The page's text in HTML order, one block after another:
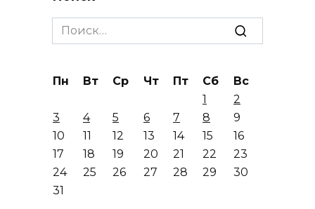
Search
for:
Пн Вт Ср Чт Пт Сб
Вс
1
2
3
4 5 6 7 8
9
10
11 12 13 14 15
16
17
18 19 20 21 22
23
24
25 26 27 28 29
30
31